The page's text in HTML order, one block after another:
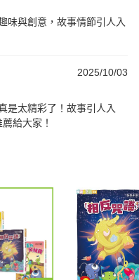
味與創意，故事情節引人入
2025/10/03
是太精彩了！故事引人入
給大家！